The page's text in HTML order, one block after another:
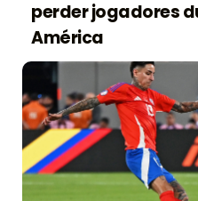
perder jogadores
América